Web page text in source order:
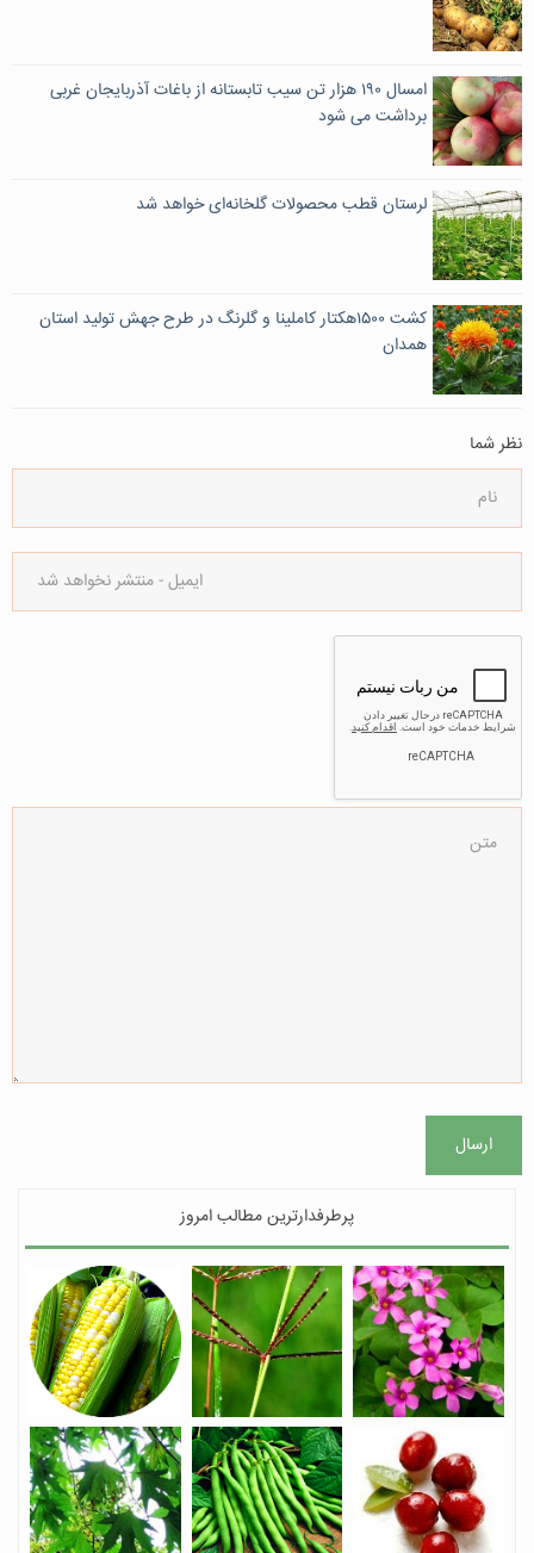
امسال ۱۹۰ هزار تن سیب تابستانه از باغات آذربایجان غربی
برداشت می شود
لرستان قطب محصولات گلخانه‌ای خواهد شد
کشت ۱۵۰۰هکتار کاملینا و گلرنگ در طرح جهش تولید استان
همدان
نظر شما
ارسال
پرطرفدارترین مطالب امروز